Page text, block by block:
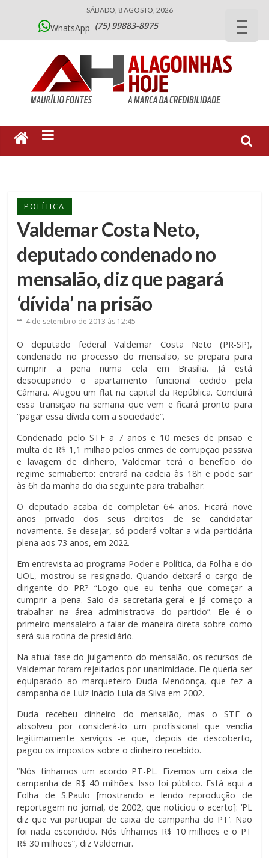
SÁBADO, 8 AGOSTO, 2026
WhatsApp (75) 99883-8975
POLÍTICA
Valdemar Costa Neto,
deputado condenado no
mensalão, diz que pagará
‘dívida’ na prisão
4 de setembro de 2013 às 12:45
O deputado federal Valdemar Costa Neto (PR-SP),
condenado no processo do mensalão, se prepara para
cumprir a pena numa cela em Brasília. Já está
desocupando o apartamento funcional cedido pela
Câmara. Alugou um flat na capital da República. Concluirá
essa transição na semana que vem e ficará pronto para
“pagar essa dívida com a sociedade”.
Condenado pelo STF a 7 anos e 10 meses de prisão e
multa de R$ 1,1 milhão pelos crimes de corrupção passiva
e lavagem de dinheiro, Valdemar terá o benefício do
regime semiaberto: entrará na cadeia às 18h e pode sair
às 6h da manhã do dia seguinte para trabalhar.
O deputado acaba de completar 64 anos. Ficará nove
anos privado dos seus direitos de se candidatar
novamente. Se desejar, só poderá voltar a vida partidária
plena aos 73 anos, em 2022.
Em entrevista ao programa Poder e Política, da Folha e do
UOL, mostrou-se resignado. Quando deixará o cargo de
dirigente do PR? “Logo que eu tenha que começar a
cumprir a pena. Saio da secretaria-geral e já começo a
trabalhar na área administrativa do partido”. Ele é o
primeiro mensaleiro a falar de maneira direta sobre como
será sua rotina de presidiário.
Na atual fase do julgamento do mensalão, os recursos de
Valdemar foram rejeitados por unanimidade. Ele queria ser
equiparado ao marqueteiro Duda Mendonça, que fez a
campanha de Luiz Inácio Lula da Silva em 2002.
Duda recebeu dinheiro do mensalão, mas o STF o
absolveu por considerá-lo um profissional que vendia
legitimamente serviços -e que, depois de descoberto,
pagou os impostos sobre o dinheiro recebido.
“Nós tínhamos um acordo PT-PL. Fizemos um caixa de
campanha de R$ 40 milhões. Isso foi público. Está aqui a
Folha de S.Paulo [mostrando e lendo reprodução de
reportagem no jornal, de 2002, que noticiou o acerto]: ‘PL
diz que vai participar de caixa de campanha do PT’. Não
foi nada escondido. Nós tínhamos R$ 10 milhões e o PT
R$ 30 milhões”, diz Valdemar.